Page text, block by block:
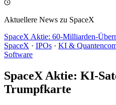
Aktuellere News zu SpaceX
SpaceX Aktie: 60-Milliarden-
SpaceX · IPOs · KI &
Software
SpaceX Aktie: KI-
Trumpfkarte